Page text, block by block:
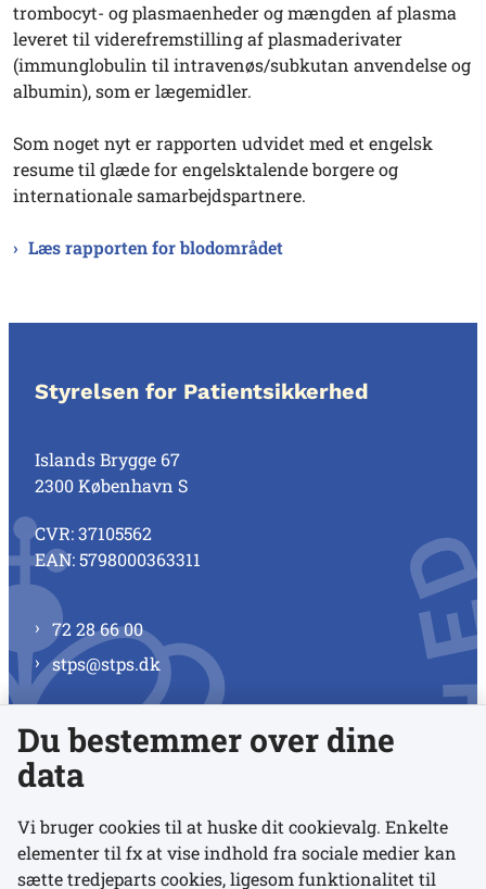
trombocyt- og plasmaenheder og mængden af plasma
leveret til viderefremstilling af plasmaderivater
(immunglobulin til intravenøs/subkutan anvendelse og
albumin), som er lægemidler.
Som noget nyt er rapporten udvidet med et engelsk
resume til glæde for engelsktalende borgere og
internationale samarbejdspartnere.
Læs rapporten for blodområdet
Styrelsen for Patientsikkerhed
Islands Brygge 67
2300 København S
CVR: 37105562
EAN: 5798000363311
72 28 66 00
stps@stps.dk
Se alle kontaktnumre
Links
Du bestemmer over dine
data
Vi bruger cookies til at huske dit cookievalg. Enkelte
elementer til fx at vise indhold fra sociale medier kan
sætte tredjeparts cookies, ligesom funktionalitet til